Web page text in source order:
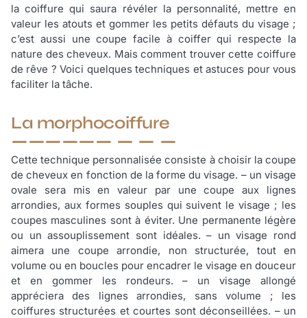
la coiffure qui saura révéler la personnalité, mettre en
valeur les atouts et gommer les petits défauts du visage ;
c’est aussi une coupe facile à coiffer qui respecte la
nature des cheveux. Mais comment trouver cette coiffure
de rêve ? Voici quelques techniques et astuces pour vous
faciliter la tâche.
La morphocoiffure
Cette technique personnalisée consiste à choisir la coupe
de cheveux en fonction de la forme du visage. – un visage
ovale sera mis en valeur par une coupe aux lignes
arrondies, aux formes souples qui suivent le visage ; les
coupes masculines sont à éviter. Une permanente légère
ou un assouplissement sont idéales. – un visage rond
aimera une coupe arrondie, non structurée, tout en
volume ou en boucles pour encadrer le visage en douceur
et en gommer les rondeurs. – un visage allongé
appréciera des lignes arrondies, sans volume ; les
coiffures structurées et courtes sont déconseillées. – un